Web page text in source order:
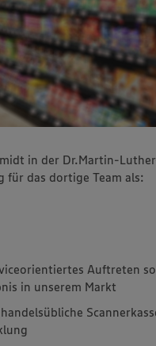
in der Dr.Martin-
das dortige Team als:
Auftreten
in unserem Markt